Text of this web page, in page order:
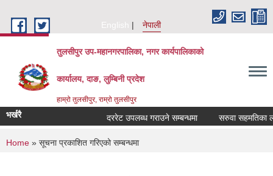
English
नेपाली
तुलसीपुर उप-महानगरपालिका, नगर कार्यपालिकाको
कार्यालय, दाङ, लुम्बिनी प्रदेश
हाम्रो तुलसीपुर, राम्रो तुलसीपुर
भर्खरै दररेट उपलब्ध गराउने सम्बन्धमा सरुवा सहमतिका
You are here
Home » सूचना प्रकाशित गरिएको सम्बन्धमा